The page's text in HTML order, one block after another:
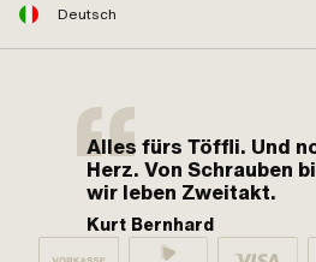
Deutsch
Alles fürs Töffli. Und
Herz. Von Schrauben
wir leben Zweitakt.
Kurt Bernhard